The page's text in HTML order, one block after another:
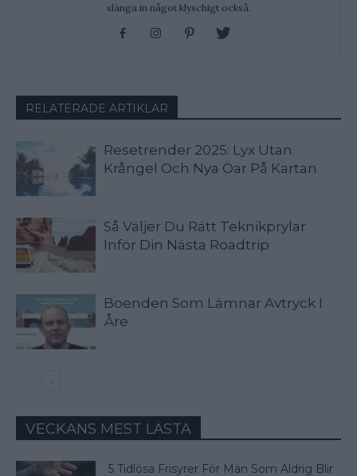
slänga in något klyschigt också.
RELATERADE ARTIKLAR
Resetrender 2025: Lyx Utan
Krångel Och Nya Öar På Kartan
Så Väljer Du Rätt Teknikprylar
Inför Din Nästa Roadtrip
Boenden Som Lämnar Avtryck I
Åre
VECKANS MEST LÄSTA
5 Tidlösa Frisyrer För Män Som Aldrig Blir